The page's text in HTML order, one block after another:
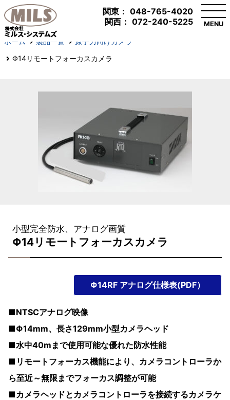
関東： 048-765-4020
関西： 072-240-5225 MENU
ホーム 製品一覧
原子力向けカメラ
Φ14リモートフォーカスカメラ
小型完全防水、アナログ画質
Φ14リモートフォーカスカメラ
Φ14RF アナログ仕様表(PDF）
■NTSCアナログ映像
■Φ14mm、長さ129mm小型カメラヘッド
■水中40mまで使用可能な優れた防水性能
■リモートフォーカス機能により、カメラコントローラか
ら至近～無限までフォーカス調整が可能
■カメラヘッドとカメラコントローラを接続するカメラケ